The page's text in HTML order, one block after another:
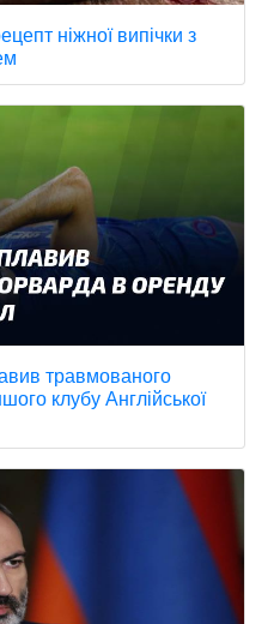
ніжної випічки з
травмованого
клубу Англійської